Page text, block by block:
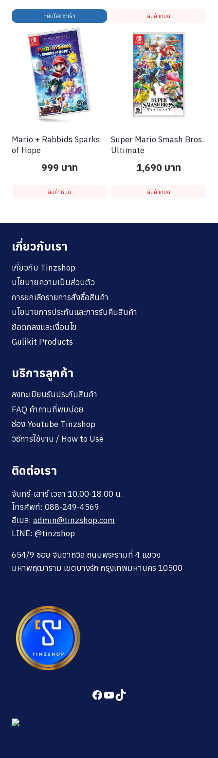
หยิบใส่ตะกร้า สินค้าหมด
Mario + Rabbids Sparks
of Hope
999 บาท
สินค้าหมด
Super Mario Smash Bros.
Ultimate
1,690 บาท
สินค้าหมด
เกี่ยวกับเรา
เกี่ยวกับ Tinzshop
นโยบายความเป็นส่วนตัว
การยกเลิกรายการสั่งซื้อสินค้า
นโยบายการประกันและการรับคืนสินค้า
ข้อตกลงและเงื่อนไข
Gulikit Products
บริการลูกค้า
ลงทะเบียนรับประกันสินค้า
FAQ คำถามที่พบบ่อย
ช่อง Youtube Tinzshop
วิธีการใช้งาน / How to Use
ติดต่อเรา
จันทร์-เสาร์ เวลา 10.00-18.00 น.
โทรศัพท์: 088-249-4569
อีเมล: admin@tinzshop.com
LINE: @tinzshop
654/9 ซอย จินดาถวิล ถนนพระรามที่ 4 แขวง
มหาพฤฒาราม เขตบางรัก กรุงเทพมหานคร 10500
Facebook
YouTube
TikTok